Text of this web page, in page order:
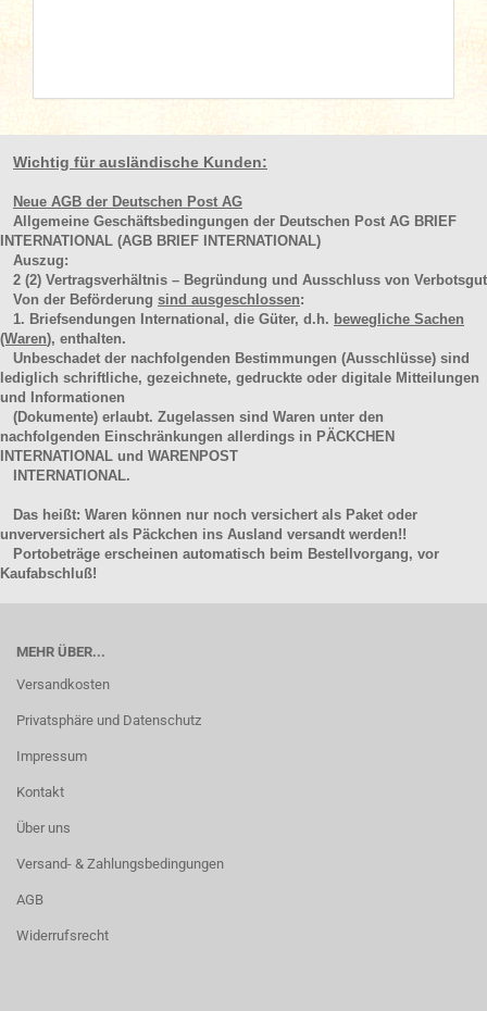
Wichtig für ausländische Kunden:
Neue AGB der Deutschen Post AG
Allgemeine Geschäftsbedingungen der Deutschen Post AG BRIEF
INTERNATIONAL (AGB BRIEF INTERNATIONAL)
Auszug:
2 (2) Vertragsverhältnis – Begründung und Ausschluss von Verbotsgut
Von der Beförderung sind ausgeschlossen:
1. Briefsendungen International, die Güter, d.h. bewegliche Sachen
(Waren), enthalten.
Unbeschadet der nachfolgenden Bestimmungen (Ausschlüsse) sind
lediglich schriftliche, gezeichnete, gedruckte oder digitale Mitteilungen
und Informationen
(Dokumente) erlaubt. Zugelassen sind Waren unter den
nachfolgenden Einschränkungen allerdings in PÄCKCHEN
INTERNATIONAL und WARENPOST
INTERNATIONAL.
Das heißt: Waren können nur noch versichert als Paket oder
unverversichert als Päckchen ins Ausland versandt werden!!
Portobeträge erscheinen automatisch beim Bestellvorgang, vor
Kaufabschluß!
MEHR ÜBER...
Versandkosten
Privatsphäre und Datenschutz
Impressum
Kontakt
Über uns
Versand- & Zahlungsbedingungen
AGB
Widerrufsrecht